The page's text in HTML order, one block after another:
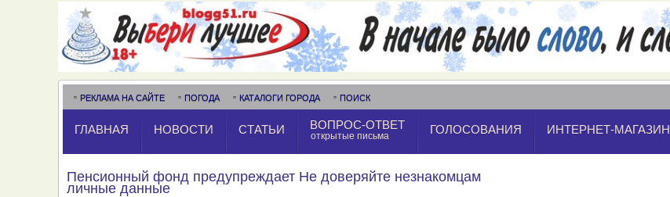
РЕКЛАМА НА САЙТЕ ПОГОДА КАТАЛОГИ ГОРОДА ПОИСК
ГЛАВНАЯ НОВОСТИ СТАТЬИ ВОПРОС-ОТВЕТ
открытые письма ГОЛОСОВАНИЯ ИНТЕРНЕТ-МАГАЗИН
Пенсионный фонд предупреждает Не доверяйте незнакомцам
личные данные